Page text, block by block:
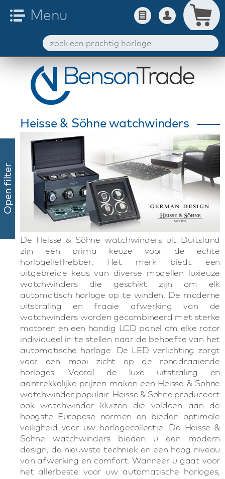
Open filter
Heisse & Söhne watchwinders
De Heisse & Söhne watchwinders uit Duitsland
zijn een prima keuze voor de echte
horlogeliefhebber. Het merk biedt een
uitgebreide keus van diverse modellen luxieuze
watchwinders die geschikt zijn om elk
automatisch horloge op te winden. De moderne
uitstraling en fraaie afwerking van de
watchwinders worden gecombineerd met sterke
motoren en een handig LCD panel om elke rotor
individueel in te stellen naar de behoefte van het
automatische horloge. De LED verlichting zorgt
voor een mooi zicht op de ronddraaiende
horloges. Vooral de luxe uitstraling en
aantrekkelijke prijzen maken een Heisse & Söhne
watchwinder populair. Heisse & Söhne produceert
ook watchwinder kluizen die voldoen aan de
hoogste Europese normen en bieden optimale
veiligheid voor uw horlogecollectie. De Heisse &
Söhne watchwinders bieden u een modern
design, de nieuwste techniek en een hoog niveau
van afwerking en comfort. Wanneer u gaat voor
het allerbeste voor uw automatische horloges,